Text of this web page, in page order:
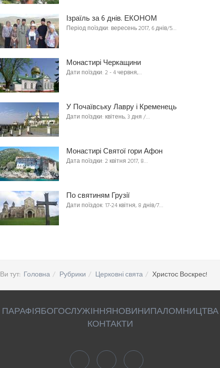
Ізраїль за 6 днів. ЕКОНОМ
Період поїздки: вересень 2017, 6 днів/5…
Монастирі Черкащини
Дати поїздки: 2 - 4 червня,…
У Почаївську Лавру і Кременець
Дати поїздки: квітень, 3 дня /…
Монастирі Святої гори Афон
Дата поїздки: 2 квітня 2017, 8…
По святиням Грузії
Дати поїздок: 17-24 квітня, 8 днів/7…
Ви тут: Головна Рубрики Церковні свята Христос Воскрес!
ПАРАФІЯБОГОСЛУЖІННЯНОВИНИПАЛОМНИЦТВА
КОНТАКТИ